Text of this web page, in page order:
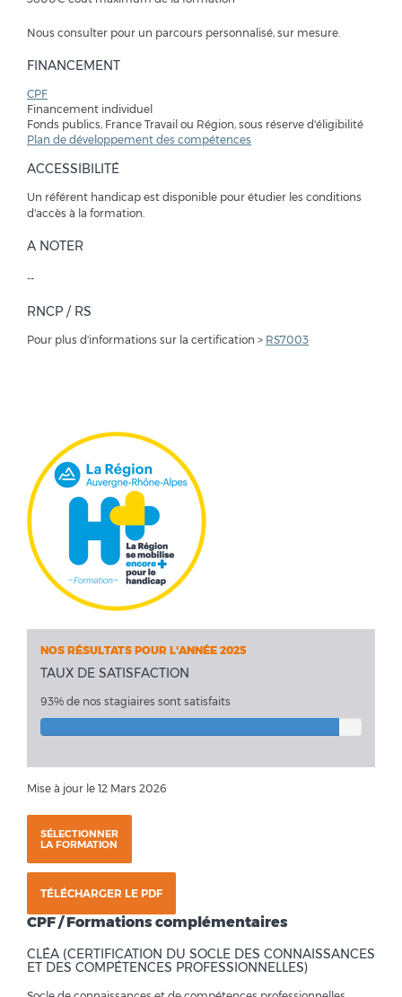
Nous consulter pour un parcours personnalisé, sur mesure.
FINANCEMENT
CPF
Financement individuel
Fonds publics, France Travail ou Région, sous réserve d'éligibilité
Plan de développement des compétences
ACCESSIBILITÉ
Un référent handicap est disponible pour étudier les conditions
d'accès à la formation.
A NOTER
--
RNCP / RS
Pour plus d'informations sur la certification > RS7003
NOS RÉSULTATS POUR L'ANNÉE 2025
TAUX DE SATISFACTION
93% de nos stagiaires sont satisfaits
Mise à jour le 12 Mars 2026
SÉLECTIONNER
LA FORMATION
TÉLÉCHARGER LE PDF
CPF / Formations complémentaires
CLÉA (CERTIFICATION DU SOCLE DES CONNAISSANCES
ET DES COMPÉTENCES PROFESSIONNELLES)